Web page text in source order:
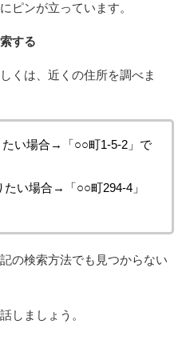
ピンが立っています。
する
くは、近くの住所を調べま
たい場合→「○○町1-5-2」で
たい場合→「○○町294-4」
の検索方法でも見つからない
しましょう。